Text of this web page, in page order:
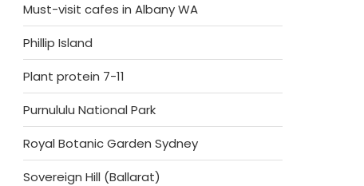
Must-visit cafes in Albany WA
Phillip Island
Plant protein 7-11
Purnululu National Park
Royal Botanic Garden Sydney
Sovereign Hill (Ballarat)